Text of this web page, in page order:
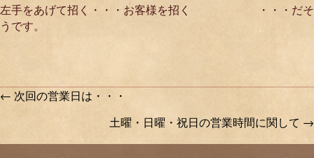
左手をあげて招く・・・お客様を招く ・・・だそ
うです。
Posts
navigation
← 次回の営業日は・・・
土曜・日曜・祝日の営業時間に関して →